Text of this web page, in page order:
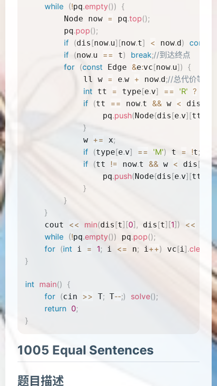
while (!pq.empty()) {
        Node now
= pq.top();
        pq
.pop();
if (dis [now.u] [now.t] < now.d )
if (now.u == t) break;//到达终点
for (const Edge &e:vc[now.u]) {
            ll w
= e.w + now.d ;//总代价等于
int tt = type[e.v] == 'R' ?
if (tt == now.t && w < dis
                pq
.push(Node{dis [e.v] [tt
}
            w
+= x;
if (type[e.v] == 'M') t = !t;
if (tt != now.t && w < dis [ v]
                pq
.push(Node{dis [e.v] [tt
}
}
}
    cout
<< min(dis [t] [0] , dis [t] [1] ) <<
while (!pq.empty()) pq.pop();
for (int i = 1; i <= n; i++) vc[i].clear );
}
int main()
{
for (cin >> T; T--;) solve();
return 0;
}
1005 Equal Sentences
题目描述